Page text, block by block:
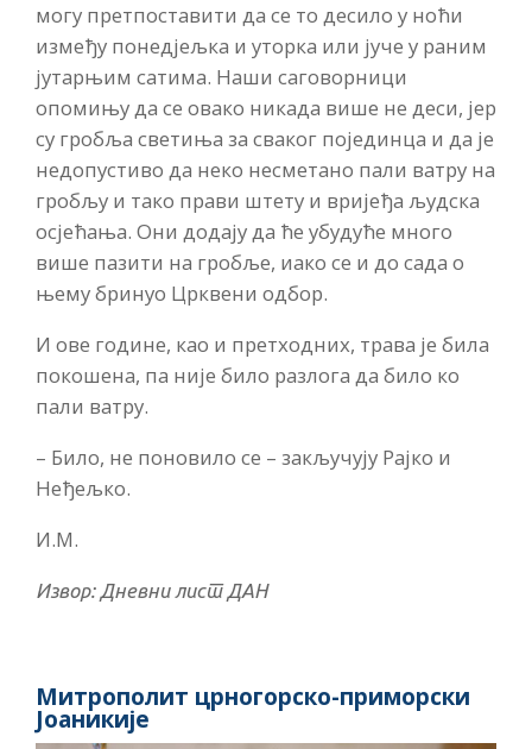
могу претпоставити да се то десило у ноћи
између понедјељка и уторка или јуче у раним
јутарњим сатима. Наши саговорници
опомињу да се овако никада више не деси, јер
су гробља светиња за сваког појединца и да је
недопустиво да неко несметано пали ватру на
гробљу и тако прави штету и вријеђа људска
осјећања. Они додају да ће убудуће много
више пазити на гробље, иако се и до сада о
њему бринуо Црквени одбор.
И ове године, као и претходних, трава је била
покошена, па није било разлога да било ко
пали ватру.
– Било, не поновило се – закључују Рајко и
Неђељко.
И.М.
Извор: Дневни лист ДАН
Митрополит црногорско-приморски
Јоаникије